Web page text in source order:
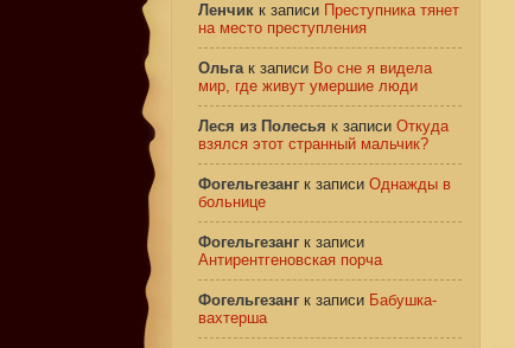
Ленчик к записи Преступника тянет
на место преступления
Ольгак записи Во сне я видела
мир, где живут умершие люди
Леся из Полесья к записи Откуда
взялся этот странный мальчик?
Фогельгезанг к записи Однажды в
больнице
Фогельгезанг к записи
Антирентгеновская порча
Фогельгезанг к записи Бабушка-
вахтерша